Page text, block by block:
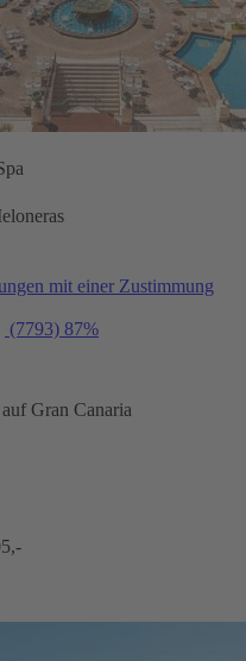
mit einer Zustimmung
(7793) 87%
Gran Canaria